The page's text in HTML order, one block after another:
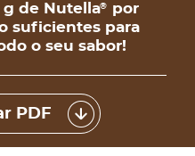
g de Nutella®
por
suficientes para
o seu sabor!
PDF